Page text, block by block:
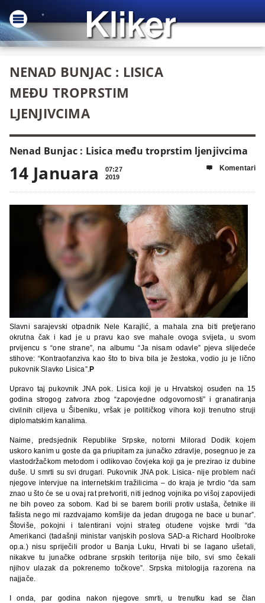
NENAD BUNJAC : LISICA
MEĐU TROPRSTIM
LJENJIVCIMA
Nenad Bunjac : Lisica među troprstim ljenjivcima
14 Januara
07:27
2019
 Komentari
Slavni sarajevski otpadnik Nele Karajlić, a mahala zna biti pretjerano
okrutna čak i kad je u pravu kao sve mahale ovoga svijeta, u svom
prvijencu s “one strane”, na albumu “Ja nisam odavle” pjeva slijedeće
stihove: “Kontraofanziva kao što to biva bila je žestoka, vodio ju je lično
pukovnik Slavko Lisica”.P
Upravo taj pukovnik JNA pok. Lisica koji je u Hrvatskoj osuđen na 15
godina strogog zatvora zbog “zapovjedne odgovornosti” i granatiranja
civilnih ciljeva u Šibeniku, vršak je političkog vihora koji trenutno struji
diplomatskim kanalima.
Naime, predsjednik Republike Srpske, notorni Milorad Dodik kojem
uskoro kanim u goste da ga priupitam za junačko zdravlje, posegnuo je za
vlastodržačkom metodom i odlikovao čovjeka koji ga je prezirao iz dubine
duše. U smrti su svi drugari. Pukovnik JNA pok. Lisica- nije problem naći
njegove intervjue na internetskim tražilicima – do kraja je tvrdio “da sam
znao u što će se u ovaj rat pretvoriti, niti jednog vojnika po višoj zapovijedi
ne bih poveo za sobom. Kad bi se barem borili protiv ustaša, četnike ili
fašista nego mi razdvajamo komšije da jedan drugoga ne bace u bunar”.
Štoviše, pokojni i talentirani vojni strateg otuđene vojske tvrdi “da
Amerikanci (tadašnji ministar vanjskih poslova SAD-a Richard Hoolbroke
op.a.) nisu spriječili prodor u Banja Luku, Hrvati bi se lagano ušetali,
nikakve tu junačke odbrane srpskih teritorija nije bilo, svi smo čekali
njihov ulazak da pokrenemo točkove”. Srpska mitologija razorena na
najjače.
I onda, par godina nakon njegove smrti, u trenutku kad se član